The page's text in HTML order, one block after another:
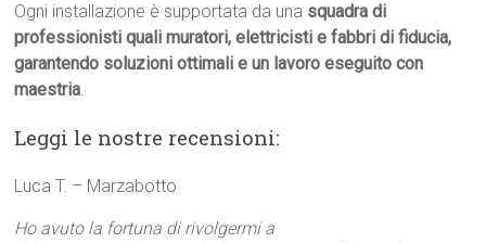
Ogni installazione è supportata da una squadra di
professionisti quali muratori, elettricisti e fabbri di fiducia,
garantendo soluzioni ottimali e un lavoro eseguito con
maestria.
Leggi le nostre recensioni:
Luca T. – Marzabotto
Ho avuto la fortuna di rivolgermi a